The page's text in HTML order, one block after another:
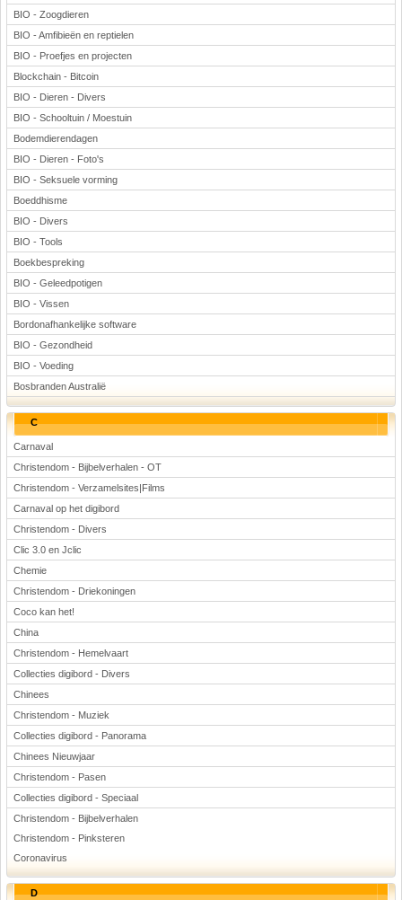
BIO - Zoogdieren
BIO - Amfibieën en reptielen
BIO - Proefjes en projecten
Blockchain - Bitcoin
BIO - Dieren - Divers
BIO - Schooltuin / Moestuin
Bodemdierendagen
BIO - Dieren - Foto's
BIO - Seksuele vorming
Boeddhisme
BIO - Divers
BIO - Tools
Boekbespreking
BIO - Geleedpotigen
BIO - Vissen
Bordonafhankelijke software
BIO - Gezondheid
BIO - Voeding
Bosbranden Australië
C
Carnaval
Christendom - Bijbelverhalen - OT
Christendom - Verzamelsites|Films
Carnaval op het digibord
Christendom - Divers
Clic 3.0 en Jclic
Chemie
Christendom - Driekoningen
Coco kan het!
China
Christendom - Hemelvaart
Collecties digibord - Divers
Chinees
Christendom - Muziek
Collecties digibord - Panorama
Chinees Nieuwjaar
Christendom - Pasen
Collecties digibord - Speciaal
Christendom - Bijbelverhalen
Christendom - Pinksteren
Coronavirus
D